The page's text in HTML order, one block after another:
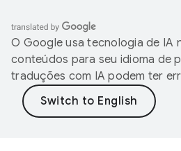
O Google usa tecnologia de IA
conteúdos para seu idioma de
traduções com IA podem ter